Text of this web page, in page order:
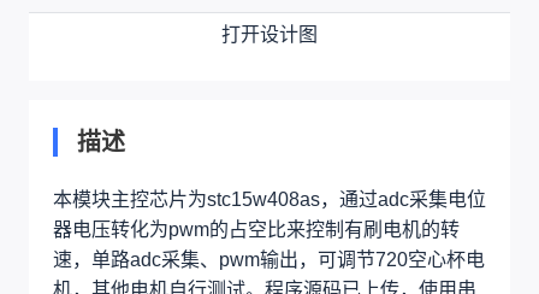
打开设计图
描述
本模块主控芯片为stc15w408as，通过adc采集电位
器电压转化为pwm的占空比来控制有刷电机的转
速，单路adc采集、pwm输出，可调节720空心杯电
机，其他电机自行测试。程序源码已上传，使用串